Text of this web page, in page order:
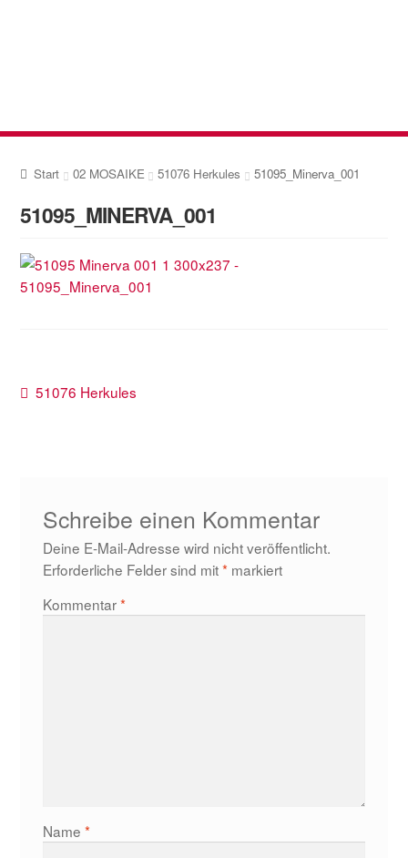
Start 02 MOSAIKE 51076 Herkules 51095_Minerva_001
51095_MINERVA_001
Beitragsnavigation
Vorheriger
51076 Herkules
Schreibe einen Kommentar
Deine E-Mail-Adresse wird nicht veröffentlicht.
Erforderliche Felder sind mit* markiert
Kommentar*
Name *